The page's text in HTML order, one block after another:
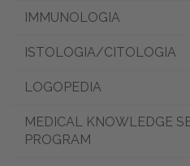
IMMUNOLOGIA
ISTOLOGIA/CITOLOGIA
LOGOPEDIA
MEDICAL KNOWLEDGE
PROGRAM